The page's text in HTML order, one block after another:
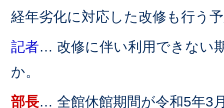
経年劣化に対応した改修も行う
記者… 改修に伴い利用できない
か。
部長… 全館休館期間が令和5年3